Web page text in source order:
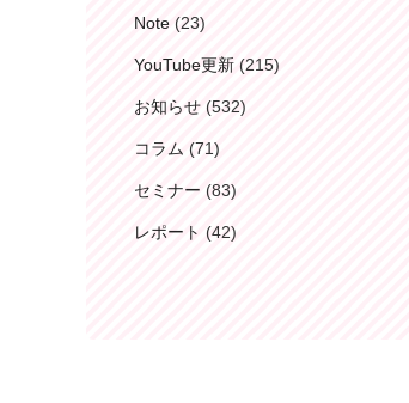
Note (23)
YouTube更新 (215)
お知らせ (532)
コラム (71)
セミナー (83)
レポート (42)